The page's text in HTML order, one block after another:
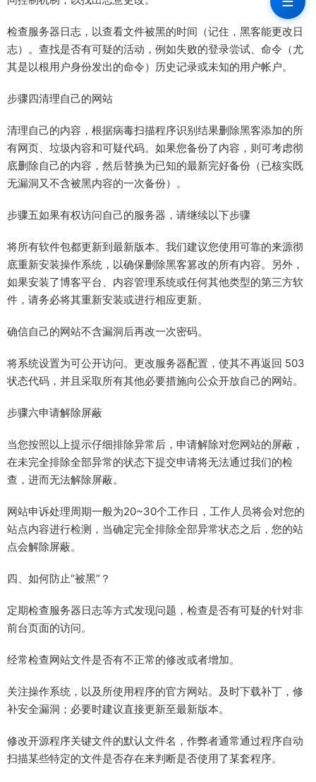
检查服务器日志，以查看文件被黑的时间（记住，黑客能更改日
志）。查找是否有可疑的活动，例如失败的登录尝试、命令（尤
其是以根用户身份发出的命令）历史记录或未知的用户帐户。
步骤四清理自己的网站
清理自己的内容，根据病毒扫描程序识别结果删除黑客添加的所
有网页、垃圾内容和可疑代码。如果您备份了内容，则可考虑彻
底删除自己的内容，然后替换为已知的最新完好备份（已核实既
无漏洞又不含被黑内容的一次备份）。
步骤五如果有权访问自己的服务器，请继续以下步骤
将所有软件包都更新到最新版本。我们建议您使用可靠的来源彻
底重新安装操作系统，以确保删除黑客篡改的所有内容。另外，
如果安装了博客平台、内容管理系统或任何其他类型的第三方软
件，请务必将其重新安装或进行相应更新。
确信自己的网站不含漏洞后再改一次密码。
将系统设置为可公开访问。更改服务器配置，使其不再返回 503
状态代码，并且采取所有其他必要措施向公众开放自己的网站。
步骤六申请解除屏蔽
当您按照以上提示仔细排除异常后，申请解除对您网站的屏蔽，
在未完全排除全部异常的状态下提交申请将无法通过我们的检
查，进而无法解除屏蔽。
网站申诉处理周期一般为20~30个工作日，工作人员将会对您的
站点内容进行检测，当确定完全排除全部异常状态之后，您的站
点会解除屏蔽。
四、如何防止“被黑”？
定期检查服务器日志等方式发现问题，检查是否有可疑的针对非
前台页面的访问。
经常检查网站文件是否有不正常的修改或者增加。
关注操作系统，以及所使用程序的官方网站。及时下载补丁，修
补安全漏洞；必要时建议直接更新至最新版本。
修改开源程序关键文件的默认文件名，作弊者通常通过程序自动
扫描某些特定的文件是否存在来判断是否使用了某套程序。